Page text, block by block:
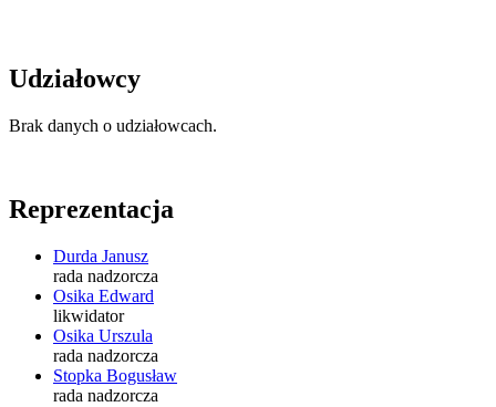
Udziałowcy
Brak danych o udziałowcach.
Reprezentacja
Durda Janusz
rada nadzorcza
Osika Edward
likwidator
Osika Urszula
rada nadzorcza
Stopka Bogusław
rada nadzorcza